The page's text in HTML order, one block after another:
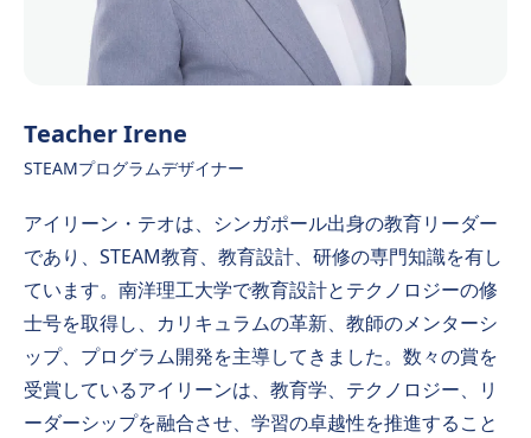
Teacher Irene
STEAMプログラムデザイナー
アイリーン・テオは、シンガポール出身の教育リーダー
であり、STEAM教育、教育設計、研修の専門知識を有し
ています。南洋理工大学で教育設計とテクノロジーの修
士号を取得し、カリキュラムの革新、教師のメンターシ
ップ、プログラム開発を主導してきました。数々の賞を
受賞しているアイリーンは、教育学、テクノロジー、リ
ーダーシップを融合させ、学習の卓越性を推進すること